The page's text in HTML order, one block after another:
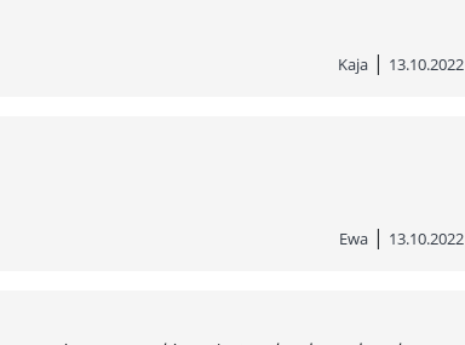
Kaja | 13.10.2022
Ewa | 13.10.2022